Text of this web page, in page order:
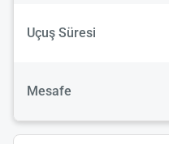
Uçuş Süresi
Mesafe